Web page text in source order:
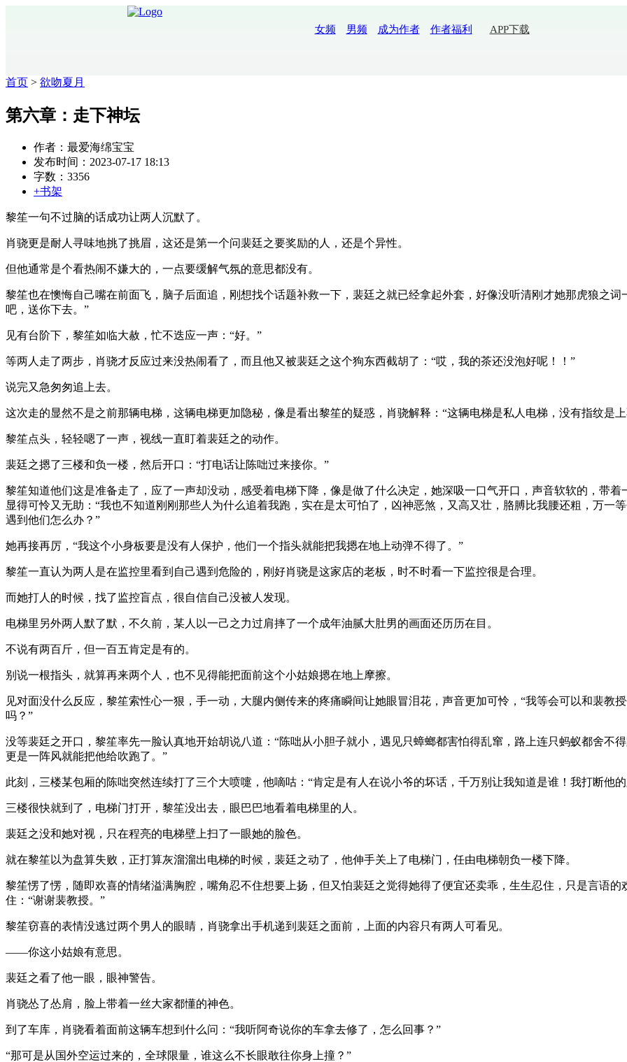
女频 男频 成为作者 作者福利 APP下载
首页 > 欲吻夏月
第六章：走下神坛
作者：最爱海绵宝宝
发布时间：2023-07-17 18:13
字数：3356
+书架
黎笙一句不过脑的话成功让两人沉默了。
肖骁更是耐人寻味地挑了挑眉，这还是第一个问裴廷之要奖励的人，还是个异性。
但他通常是个看热闹不嫌大的，一点要缓解气氛的意思都没有。
黎笙也在懊悔自己嘴在前面飞，脑子后面追，刚想找个话题补救一下，裴廷之就已经拿起外套，好像没听清刚才她那虎狼之词
吧，送你下去。”
见有台阶下，黎笙如临大赦，忙不迭应一声：“好。”
等两人走了两步，肖骁才反应过来没热闹看了，而且他又被裴廷之这个狗东西截胡了：“哎，我的茶还没泡好呢！！”
说完又急匆匆追上去。
这次走的显然不是之前那辆电梯，这辆电梯更加隐秘，像是看出黎笙的疑惑，肖骁解释：“这辆电梯是私人电梯，没有指纹是
黎笙点头，轻轻嗯了一声，视线一直盯着裴廷之的动作。
裴廷之摁了三楼和负一楼，然后开口：“打电话让陈咄过来接你。”
黎笙知道他们这是准备走了，应了一声却没动，感受着电梯下降，像是做了什么决定，她深吸一口气开口，声音软软的，带着
显得可怜又无助：“我也不知道刚刚那些人为什么追着我跑，实在是太可怕了，凶神恶煞，又高又壮，胳膊比我腰还粗，万一
遇到他们怎么办？”
她再接再厉，“我这个小身板要是没有人保护，他们一个指头就能把我摁在地上动弹不得了。”
黎笙一直认为两人是在监控里看到自己遇到危险的，刚好肖骁是这家店的老板，时不时看一下监控很是合理。
而她打人的时候，找了监控盲点，很自信自己没被人发现。
电梯里另外两人默了默，不久前，某人以一己之力过肩摔了一个成年油腻大肚男的画面还历历在目。
不说有两百斤，但一百五肯定是有的。
别说一根指头，就算再来两个人，也不见得能把面前这个小姑娘摁在地上摩擦。
见对面没什么反应，黎笙索性心一狠，手一动，大腿内侧传来的疼痛瞬间让她眼冒泪花，声音更加可怜，“我等会可以和裴教
吗？”
没等裴廷之开口，黎笙率先一脸认真地开始胡说八道：“陈咄从小胆子就小，遇见只蟑螂都害怕得乱窜，路上连只蚂蚁都舍不
更是一阵风就能把他给吹跑了。”
此刻，三楼某包厢的陈咄突然连续打了三个大喷嚏，他嘀咕：“肯定是有人在说小爷的坏话，千万别让我知道是谁！我打断他
三楼很快就到了，电梯门打开，黎笙没出去，眼巴巴地看着电梯里的人。
裴廷之没和她对视，只在程亮的电梯壁上扫了一眼她的脸色。
就在黎笙以为盘算失败，正打算灰溜溜出电梯的时候，裴廷之动了，他伸手关上了电梯门，任由电梯朝负一楼下降。
黎笙愣了愣，随即欢喜的情绪溢满胸腔，嘴角忍不住想要上扬，但又怕裴廷之觉得她得了便宜还卖乖，生生忍住，只是言语的
住：“谢谢裴教授。”
黎笙窃喜的表情没逃过两个男人的眼睛，肖骁拿出手机递到裴廷之面前，上面的内容只有两人可看见。
——你这小姑娘有意思。
裴廷之看了他一眼，眼神警告。
肖骁怂了怂肩，脸上带着一丝大家都懂的神色。
到了车库，肖骁看着面前这辆车想到什么问：“我听阿奇说你的车拿去修了，怎么回事？”
“那可是从国外空运过来的，全球限量，谁这么不长眼敢往你身上撞？”